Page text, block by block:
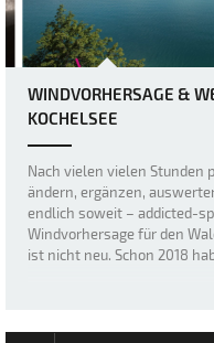
WINDVORHERSAGE &
KOCHELSEE
Nach vielen vielen Stunden
ändern, ergänzen,
endlich soweit – addicted-
Windvorhersage für den
ist nicht neu. Schon 2018